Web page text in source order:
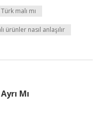
malı mı
ürünler nasıl anlaşılır
Mı